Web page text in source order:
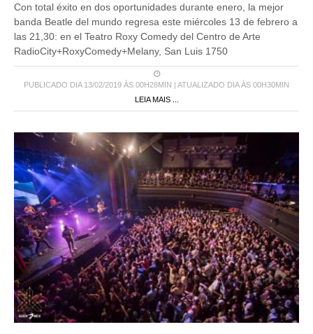
Con total éxito en dos oportunidades durante enero, la mejor
banda Beatle del mundo regresa este miércoles 13 de febrero a
las 21,30: en el Teatro Roxy Comedy del Centro de Arte
RadioCity+RoxyComedy+Melany, San Luis 1750
PUBLICADO DIA 13/02/2019 ÀS 00H28MIN | ATUALIZADO DIA ÀS 00H30MIN
LEIA MAIS ...